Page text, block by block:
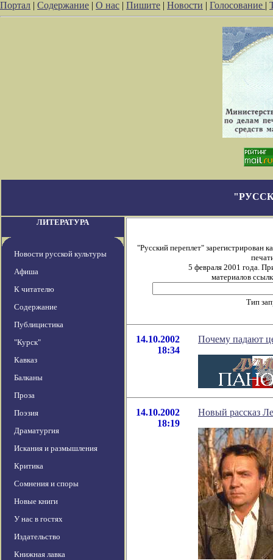
Портал | Содержание | О нас | Пишите | Новости | Голосование |
ЛИТЕРАТУРА
Новости русской культуры
Афиша
К читателю
Содержание
Публицистика
"Курск"
Кавказ
Балканы
Проза
Поэзия
Драматургия
Искания и размышления
Критика
Сомнения и споры
Новые книги
У нас в гостях
Издательство
Книжная лавка
"Русский переплет" зарегистрирован
5 февраля 2001 года.
материалов
Тип
14.10.2002
18:34
Почему падают
14.10.2002
18:19
Новый рассказ